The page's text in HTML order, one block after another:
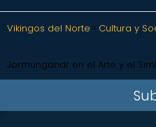
Vikingos del Norte Cultura y
Jormungandr en el Arte y el